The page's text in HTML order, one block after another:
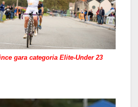
gara categoria Elite-Under 23